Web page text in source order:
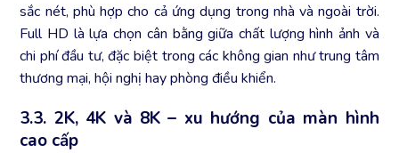
sắc nét, phù hợp cho cả ứng dụng trong nhà và ngoài trời.
Full HD là lựa chọn cân bằng giữa chất lượng hình ảnh và
chi phí đầu tư, đặc biệt trong các không gian như trung tâm
thương mại, hội nghị hay phòng điều khiển.
3.3. 2K, 4K và 8K – xu hướng của màn hình
cao cấp